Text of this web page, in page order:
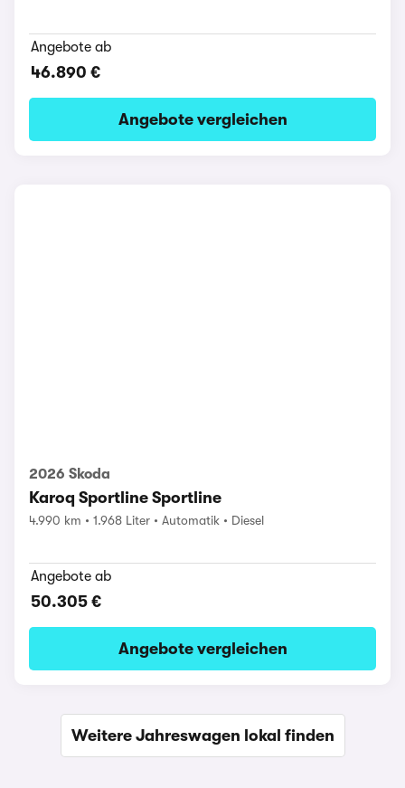
Angebote ab
46.890 €
Angebote vergleichen
2026 Skoda
Karoq Sportline Sportline
4.990 km 1.968 Liter Automatik Diesel
Angebote ab
50.305 €
Angebote vergleichen
Weitere Jahreswagen lokal finden